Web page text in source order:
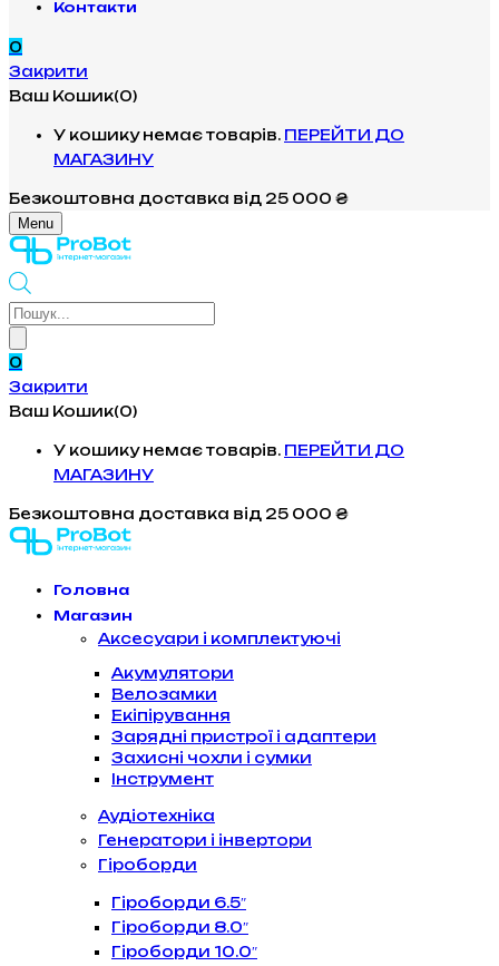
Контакти
0
Закрити
Ваш Кошик(0)
У кошику немає товарів. ПЕРЕЙТИ ДО
МАГАЗИНУ
Безкоштовна доставка від 25 000 ₴
Menu
Products
0
Закрити
Ваш Кошик(0)
У кошику немає товарів. ПЕРЕЙТИ ДО
МАГАЗИНУ
Безкоштовна доставка від 25 000 ₴
Головна
Магазин
Аксесуари і комплектуючі
Акумулятори
Велозамки
Екіпірування
Зарядні пристрої і адаптери
Захисні чохли і сумки
Інструмент
Аудіотехніка
Генератори і інвертори
Гіроборди
Гіроборди 6.5″
Гіроборди 8.0″
Гіроборди 10.0″